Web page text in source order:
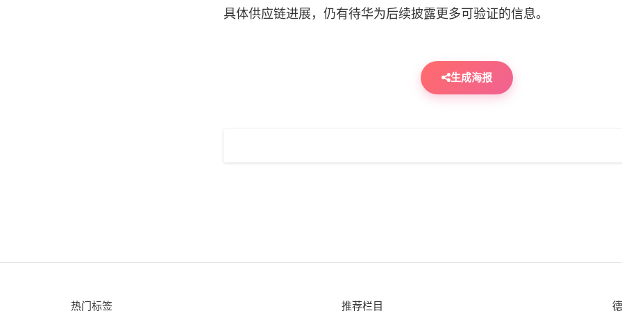
具体供应链进展，仍有待华为后续披露更多可验证的信息。
生成海报
热门标签 推荐栏目